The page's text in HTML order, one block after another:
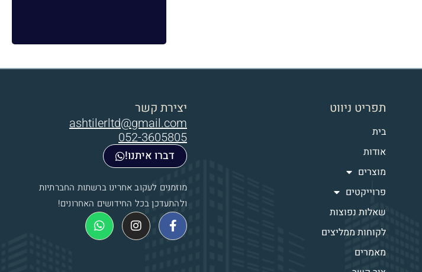
תפריט ניווט
בית
אודות
מוצרים
פרוייקטים
שאלות נפוצות
לקוחות ממליצים
מאמרים
יצירת קשר
ashtilerltd@gmail.com
052-3605805
דברו איתנו!
מוזמנים לעקוב אחרינו ברשתות החברתיות
ולהתעדכן בכל החידושים האחרונים!